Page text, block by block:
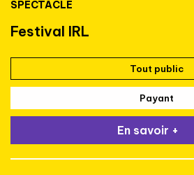
SPECTACLE
Festival IRL
Tout public
Payant
En savoir +